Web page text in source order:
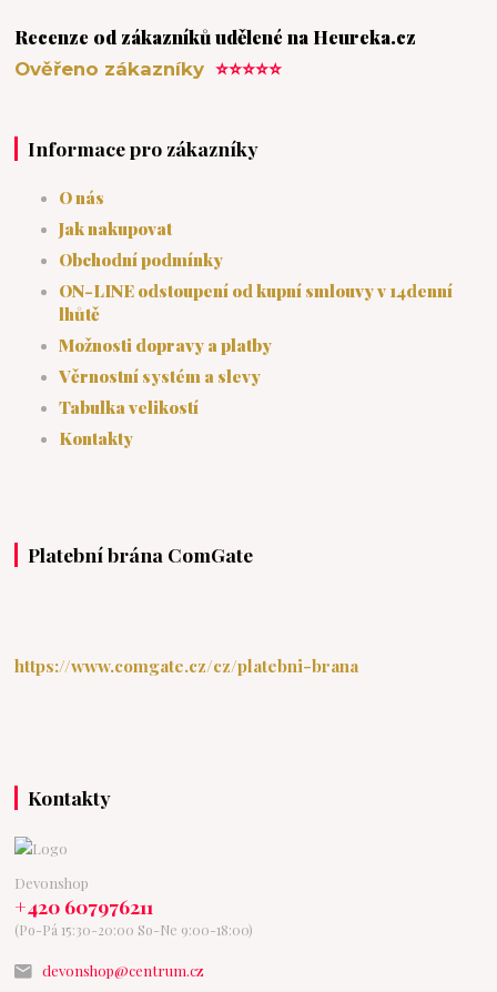
Recenze od zákazníků udělené na Heureka.cz
Ověřeno zákazníky⭐⭐⭐⭐⭐
Informace pro zákazníky
O nás
Jak nakupovat
Obchodní podmínky
ON-LINE odstoupení od kupní smlouvy v 14denní
lhůtě
Možnosti dopravy a platby
Věrnostní systém a slevy
Tabulka velikostí
Kontakty
Platební brána ComGate
https://www.comgate.cz/cz/platebni-brana
Kontakty
Devonshop
+420 607976211
(Po-Pá 15:30-20:00 So-Ne 9:00-18:00)
devonshop@centrum.cz